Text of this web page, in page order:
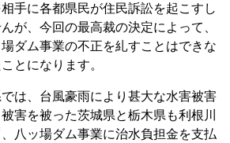
手に各都県民が住民訴訟を起こすし
が、今回の最高裁の決定によって、
ダム事業の不正を糺すことはできな
とになります。
は、台風豪雨により甚大な水害被害
害を被った茨城県と栃木県も利根川
八ッ場ダム事業に治水負担金を支払